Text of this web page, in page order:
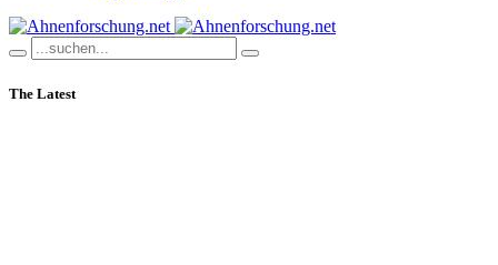
The Latest